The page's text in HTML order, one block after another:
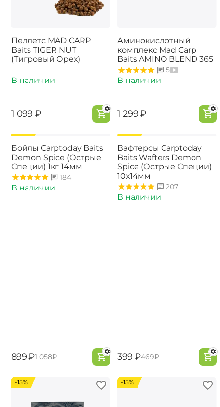
Пеллетс MAD CARP
Baits TIGER NUT
(Тигровый Орех)
В наличии
‍1 099‍ ₽
Аминокислотный
комплекс Mad Carp
Baits AMINO BLEND 365
5
В наличии
‍1 299‍₽
Бойлы Carptoday Baits
Demon Spice (Острые
Специи) 1кг 14мм
184
В наличии
‍899‍ ₽‍1 058‍₽
Вафтерсы Carptoday
Baits Wafters Demon
Spice (Острые Специи)
10х14мм
207
В наличии
‍399‍ ₽‍469‍₽
-15% -15%